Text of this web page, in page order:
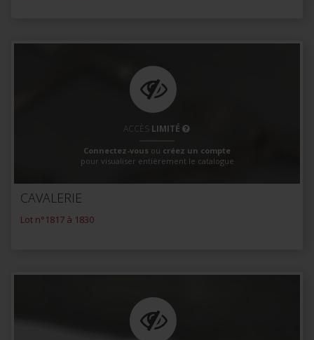
ACCÈS LIMITÉ
Connectez-vous ou créez un compte
pour visualiser entièrement le catalogue
CAVALERIE
Lot n°1817 à 1830